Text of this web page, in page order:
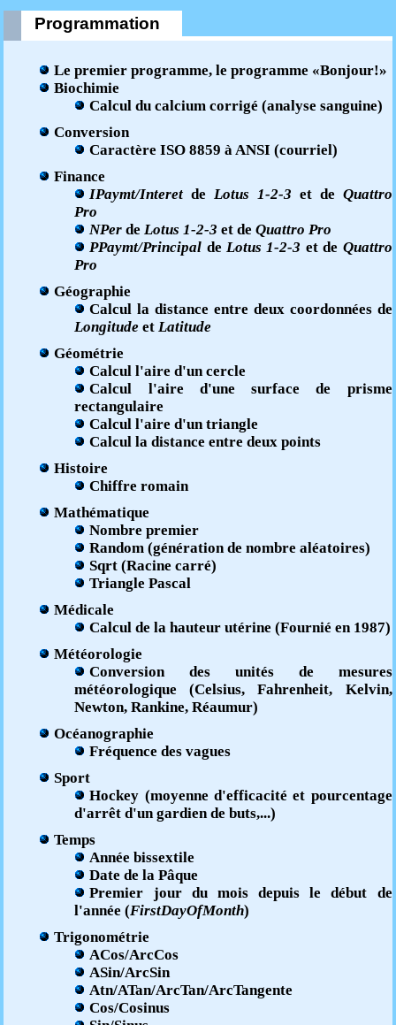
Programmation
Le premier programme, le programme «Bonjour!»
Biochimie
Calcul du calcium corrigé (analyse sanguine)
Conversion
Caractère ISO 8859 à ANSI (courriel)
Finance
IPaymt/Interet deLotus 1-2-3 et de Quattro
Pro
NPer deLotus 1-2-3 et deQuattro Pro
PPaymt/Principal deLotus 1-2-3 et de Quattro
Pro
Géographie
Calcul la distance entre deux coordonnées de
Longitude etLatitude
Géométrie
Calcul l'aire d'un cercle
Calcul l'aire d'une surface de prisme
rectangulaire
Calcul l'aire d'un triangle
Calcul la distance entre deux points
Histoire
Chiffre romain
Mathématique
Nombre premier
Random (génération de nombre aléatoires)
Sqrt (Racine carré)
Triangle Pascal
Médicale
Calcul de la hauteur utérine (Fournié en 1987)
Météorologie
Conversion des unités de mesures
météorologique (Celsius, Fahrenheit, Kelvin,
Newton, Rankine, Réaumur)
Océanographie
Fréquence des vagues
Sport
Hockey (moyenne d'efficacité et pourcentage
d'arrêt d'un gardien de buts,...)
Temps
Année bissextile
Date de la Pâque
Premier jour du mois depuis le début de
l'année (FirstDayOfMonth)
Trigonométrie
ACos/ArcCos
ASin/ArcSin
Atn/ATan/ArcTan/ArcTangente
Cos/Cosinus